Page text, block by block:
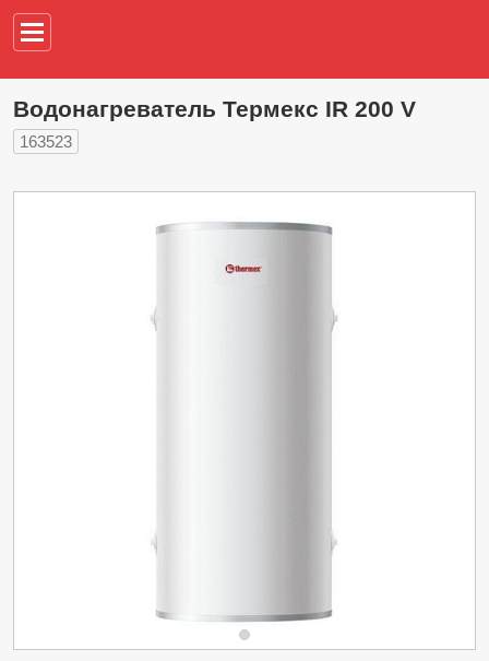
Водонагреватель Термекс IR 200 V
163523